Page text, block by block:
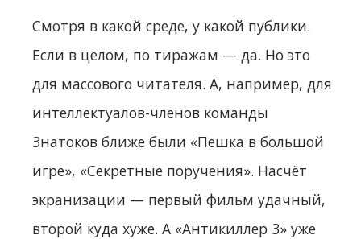
Смотря в какой среде, у какой публики.
Если в целом, по тиражам — да. Но это
для массового читателя. А, например, для
интеллектуалов-членов команды
Знатоков ближе были «Пешка в большой
игре», «Секретные поручения». Насчёт
экранизации — первый фильм удачный,
второй куда хуже. А «Антикиллер 3» уже